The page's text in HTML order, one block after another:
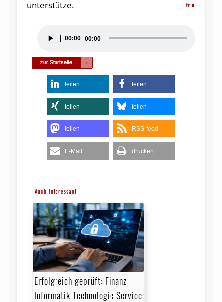
unterstütze. ft
Player
00:00 00:00
teilen teilen
teilen teilen
teilen RSS-feed
E-Mail drucken
Auch interessant
Erfolgreich geprüft: Finanz
Informatik Technologie Service